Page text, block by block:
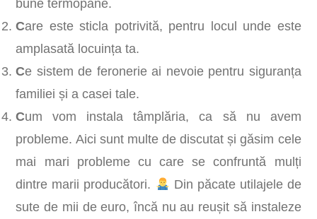
bune termopane.
Care este sticla potrivită, pentru locul unde este
amplasată locuința ta.
Ce sistem de feronerie ai nevoie pentru siguranța
familiei și a casei tale.
Cum vom instala tâmplăria, ca să nu avem
probleme. Aici sunt multe de discutat și găsim cele
mai mari probleme cu care se confruntă mulți
dintre marii producători.
Din păcate utilajele de
sute de mii de euro, încă nu au reușit să instaleze